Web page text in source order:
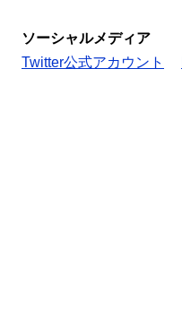
ソーシャルメディア
Twitter公式アカウント